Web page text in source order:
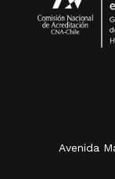
Avenida